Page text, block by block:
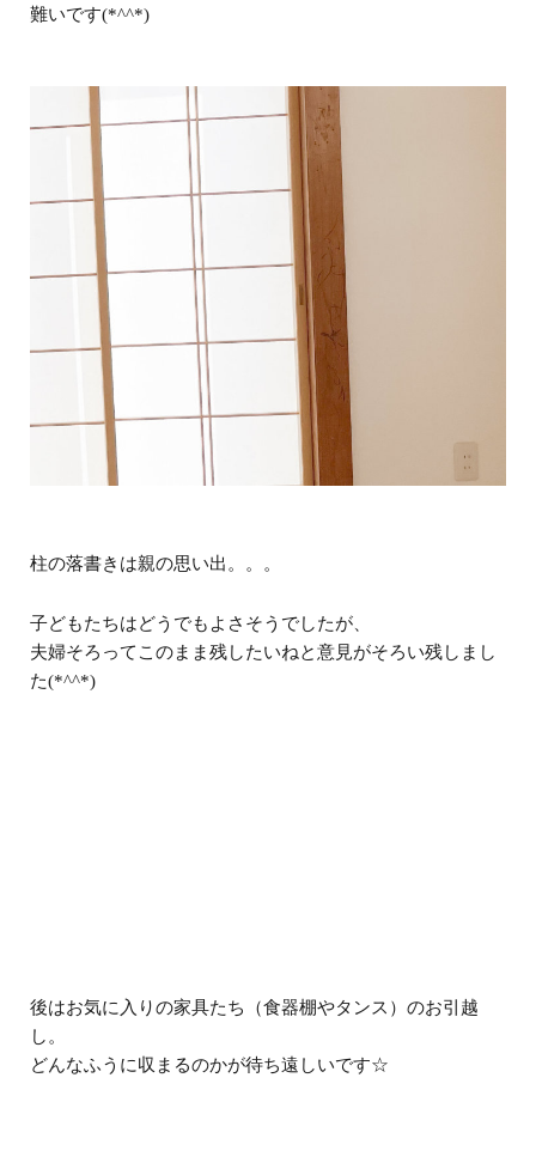
難いです(*^^*)
柱の落書きは親の思い出。。。
子どもたちはどうでもよさそうでしたが、
夫婦そろってこのまま残したいねと意見がそろい残しまし
た(*^^*)
後はお気に入りの家具たち（食器棚やタンス）のお引越
し。
どんなふうに収まるのかが待ち遠しいです☆